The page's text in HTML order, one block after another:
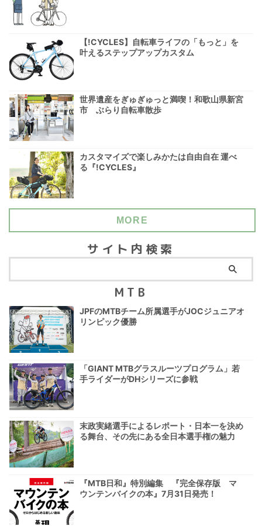
【!CYCLES】自転車ライフの「もっと」を
叶えるステップアップカスタム
世界遺産をぎゅぎゅっと満喫！和歌山県新宮
市 ぶらり自転車散歩
カスタマイズで楽しみかたは自由自在 運べ
る『!CYCLES』
MORE
サイト内検索
MTB
JPFのMTBチーム所属選手がJOCジュニアオ
リンピック優勝
「GIANT MTBグラスルーツプログラム」若
手ライダーがDHシリーズに参戦
末政実緒選手によるレポート・日本一を決め
る舞台、その先にある全日本選手権の魅力
『MTB日和』特別編集 『完全保存版 マ
ウンテンバイクの本』7月31日発売！